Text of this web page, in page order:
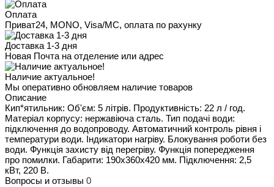
Оплата
Приват24, MONO, Visa/MC, оплата по рахунку
Доставка 1-3 дня
Новая Почта на отделение или адрес
Наличие актуальное!
Мы оперативно обновляем наличие товаров
Описание
Кип*ятильник: Об'єм: 5 літрів. Продуктивність: 22 л / год.
Матеріал корпусу: нержавіюча сталь. Тип подачі води:
підключення до водопроводу. Автоматичний контроль рівня і
температури води. Індикатори нагріву. Блокування роботи без
води. Функція захисту від перегріву. Функція попередження
про помилки. Габарити: 190x360x420 мм. Підключення: 2,5
кВт, 220 В.
Вопросы и отзывы 0